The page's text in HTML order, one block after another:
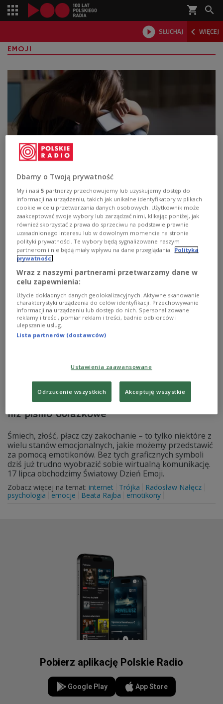
shopping_cart 
 SŁUCHAJ  WIĘCEJ

EMOJI
Kot, żyrafa, fala. KidsAlert: młodzi za
pomocą symboli sygnalizują cierpienie
Aplikacja KidsAlert opublikowała alert w sprawie
symboli, którymi dzieci i nastolatki komunikują
samookaleczenia oraz kryzysy psychiczne w mediach
społecznościowych. Kot może oznaczać drapanie się aż
do krwi, a postać żyrafy - samotność.
media społecznościowe
Niezastąpione emotikony. Znacznie więcej
niż pismo obrazkowe
Śmiech, złość, płacz czy zakochanie – to tylko niektóre z
wielu stanów emocjonalnych, jakie możemy przedstawić
za pomocą emotikonów. Bez tych graficznych symboli
dziś już trudno wyobrazić sobie wirtualną komunikację.
17 lipca obchodzimy Światowy Dzień Emoji.
Zobacz więcej na temat: internet Trójka
Radosław Nałęcz
psychologia
emocje Beata Rajba emotikony
Pobierz aplikację Polskie Radio
Google Play App Store
Dbamy o Twoją prywatność
My i nasi5 partnerzy przechowujemy lub uzyskujemy dostęp do
informacji na urządzeniu, takich jak unikalne identyfikatory w plikach
cookie w celu przetwarzania danych osobowych. Użytkownik może
zaakceptować swoje wybory lub zarządzać nimi, klikając poniżej, jak
również skorzystać z prawa do sprzeciwu na podstawie prawnie
uzasadnionego interesu lub w dowolnym momencie na stronie
polityki prywatności. Te wybory będą sygnalizowane naszym
partnerom i nie będą miały wpływu na dane przeglądania. Polityka
prywatności
Wraz z naszymi partnerami przetwarzamy dane w
celu zapewnienia:
Użycie dokładnych danych geolokalizacyjnych. Aktywne skanowanie
charakterystyki urządzenia do celów identyfikacji. Przechowywanie
informacji na urządzeniu lub dostęp do nich. Spersonalizowane
reklamy i treści, pomiar reklam i treści, badnie odbiorców i
ulepszanie usług.
Lista partnerów (dostawców)
Ustawienia zaawansowane
Odrzucenie wszystkich Akceptuję wszystkie